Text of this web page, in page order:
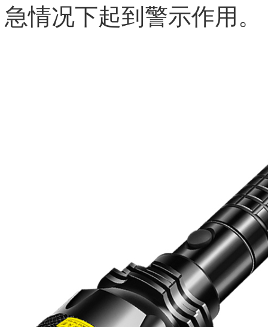
急情况下起到警示作用。